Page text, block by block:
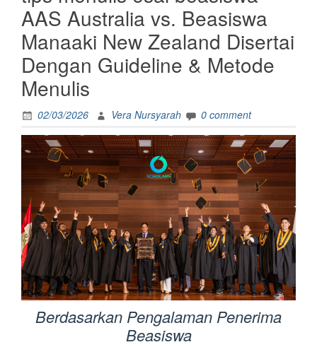
AAS Australia vs. Beasiswa
Manaaki New Zealand Disertai
Dengan Guideline & Metode
Menulis
02/03/2026 Vera Nursyarah 0 comment
Berdasarkan Pengalaman Penerima
Beasiswa